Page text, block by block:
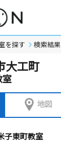
を探す 検索結果
大工町
室
地図
子東町教室